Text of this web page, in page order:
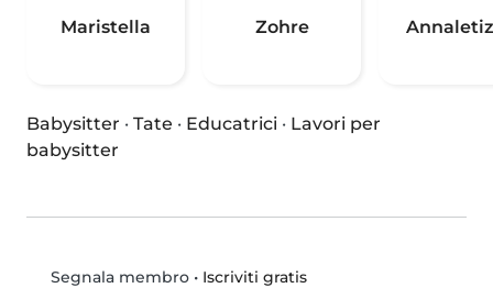
Maristella Zohre
Babysitter · Tate · Educatrici · Lavori per
babysitter
Segnala membro• Iscriviti gratis